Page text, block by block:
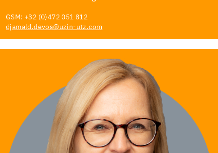
GSM: +32 (0)472 051 812
djamald.devos@uzin-utz.com